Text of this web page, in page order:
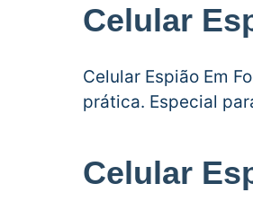
Celular
Celular Espião Em
prática. Especial
Celular